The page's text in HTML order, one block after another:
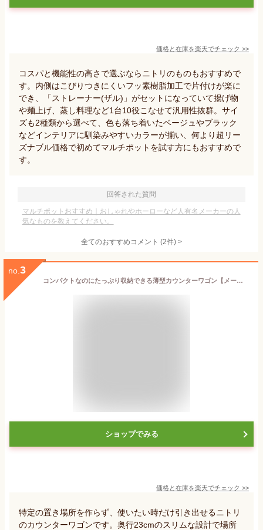
価格と在庫を楽天でチェック >>
コスパと機能性の高さで選ぶならニトリのものもおすすめで
す。内側はこびりつきにくいフッ素樹脂加工で片付けが楽に
でき、「ストレーナー(ザル)」がセットになっていて揚げ物
や麺上げ、蒸し料理など1台10役こなせて汎用性抜群。サイ
ズも2種類から選べて、色も落ち着いたベージュやブラック
などインテリアに馴染みやすいカラーが揃い、何より超リー
ズナブル価格で初めてマルチポットを試す方にもおすすめで
す。
回答された質問
マルチポットおすすめ｜おしゃれやホーローなど人有名メーカーの人
気なものを教えてください。
全てのおすすめコメント (2件) >
no. 3
コンパクトなのにたっぷり収納できる薄型カウンターワゴン【メーカー直送・送料無料】 ニトリ
ショップでみる
価格と在庫を楽天でチェック >>
特定の置き場所を作らず、使いたい時だけ引き出せるニトリ
のカウンターワゴンです。奥行23cmのスリムな設計で場所